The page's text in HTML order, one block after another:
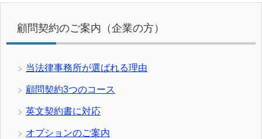
顧問契約のご案内（企業の方）
当法律事務所が選ばれる理由
顧問契約3つのコース
英文契約書に対応
オプションのご案内